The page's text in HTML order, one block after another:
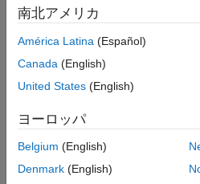
Description
Dependencies
Version History
See Also
The Remote Server IP port
port number of the Modbus
TCP/IP network to communicate
devices. For example, if the
communicate only on this port
Note
南北アメリカ
América Latina (Español)
Canada (English)
United States (English)
ヨーロッパ
Belgium (English)
Denmark (English)